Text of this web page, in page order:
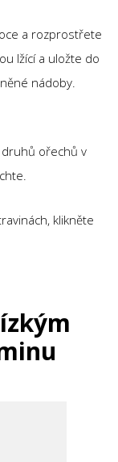
a rozprostřete
lžící a uložte do
nádoby.
ořechů v
klikněte